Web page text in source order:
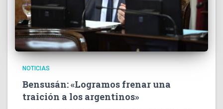
NOTICIAS
Bensusán: «Logramos frenar una
traición a los argentinos»